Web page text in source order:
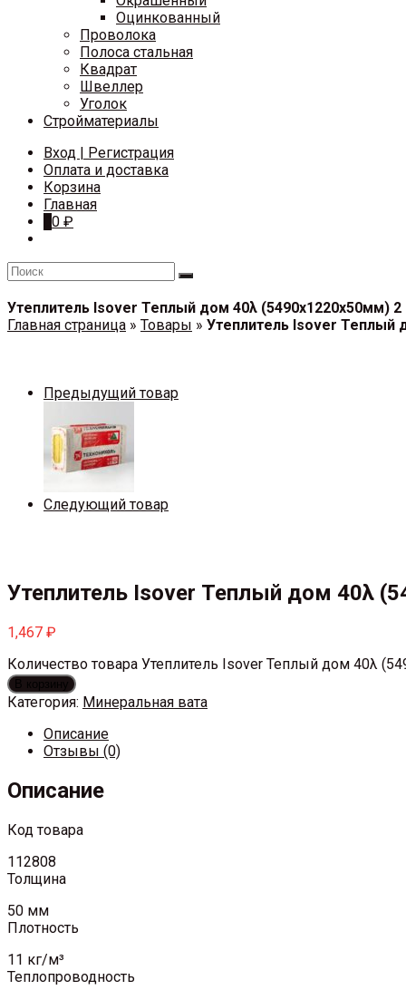
Оцинкованный
Проволока
Полоса стальная
Квадрат
Швеллер
Уголок
Стройматериалы
Вход | Регистрация
Оплата и доставка
Корзина
Главная
0 ₽
Утеплитель Isover Теплый дом 40λ (5490х1220х50мм)
Главная страница » Товары » Утеплитель Isover Теплый
Предыдущий товар
Следующий товар
Утеплитель Isover Теплый дом 40λ
1,467 ₽
Количество товара Утеплитель Isover Теплый дом 40λ
В корзину
Категория: Минеральная вата
Описание
Отзывы (0)
Описание
Код товара
112808
Толщина
50 мм
Плотность
11 кг/м³
Теплопроводность